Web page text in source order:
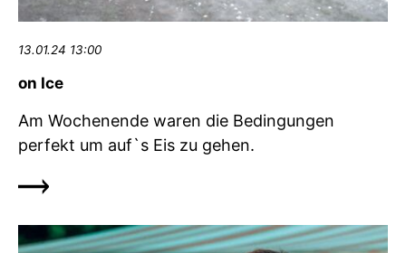
13.01.24 13:00
on Ice
Am Wochenende waren die Bedingungen
perfekt um auf`s Eis zu gehen.